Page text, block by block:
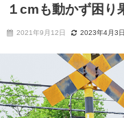
１cmも動かず困り
2021年9月12日 2023年4月3日